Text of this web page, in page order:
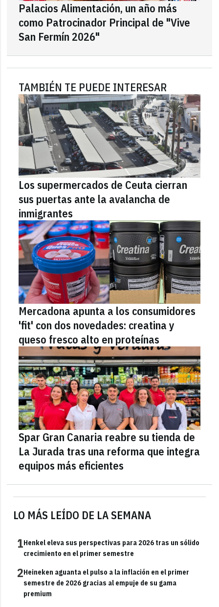
LO MÁS LEÍDO DE LA SEMANA
1Henkel eleva sus perspectivas para 2026 tras un sólido
crecimiento en el primer semestre
2Heineken aguanta el pulso a la inflación en el primer
semestre de 2026 gracias al empuje de su gama
premium
Palacios Alimentación, un año más
como Patrocinador Principal de "Vive
San Fermín 2026"
TAMBIÉN TE PUEDE INTERESAR
Los supermercados de Ceuta cierran
sus puertas ante la avalancha de
inmigrantes
Mercadona apunta a los consumidores
'fit' con dos novedades: creatina y
queso fresco alto en proteínas
Spar Gran Canaria reabre su tienda de
La Jurada tras una reforma que integra
equipos más eficientes